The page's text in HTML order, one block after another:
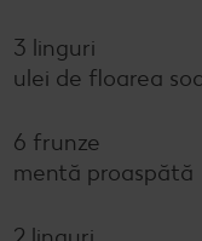
3 linguri
ulei de floarea
6 frunze
mentă proaspătă